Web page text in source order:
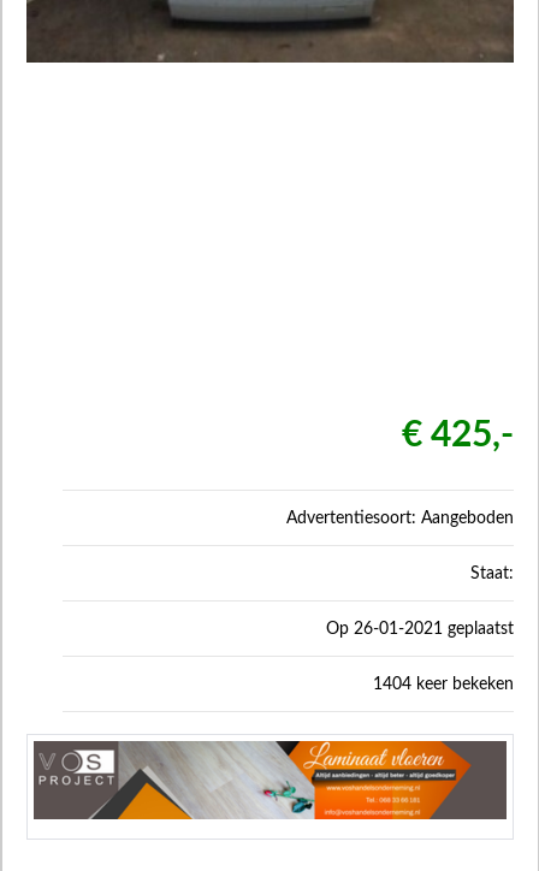
€ 425,-
Advertentiesoort: Aangeboden
Staat:
Op 26-01-2021 geplaatst
1404 keer bekeken